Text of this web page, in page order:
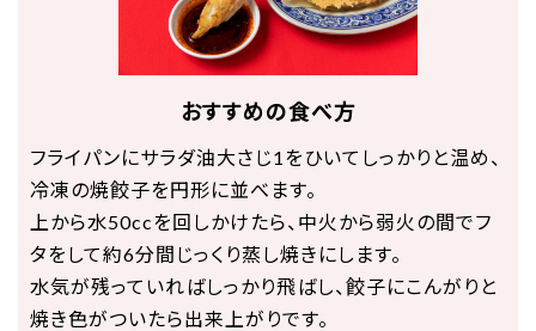
おすすめの食べ方
フライパンにサラダ油大さじ1をひいてしっかりと温め、
冷凍の焼餃子を円形に並べます。
上から水50ccを回しかけたら、中火から弱火の間でフ
タをして約6分間じっくり蒸し焼きにします。
水気が残っていればしっかり飛ばし、餃子にこんがりと
焼き色がついたら出来上がりです。